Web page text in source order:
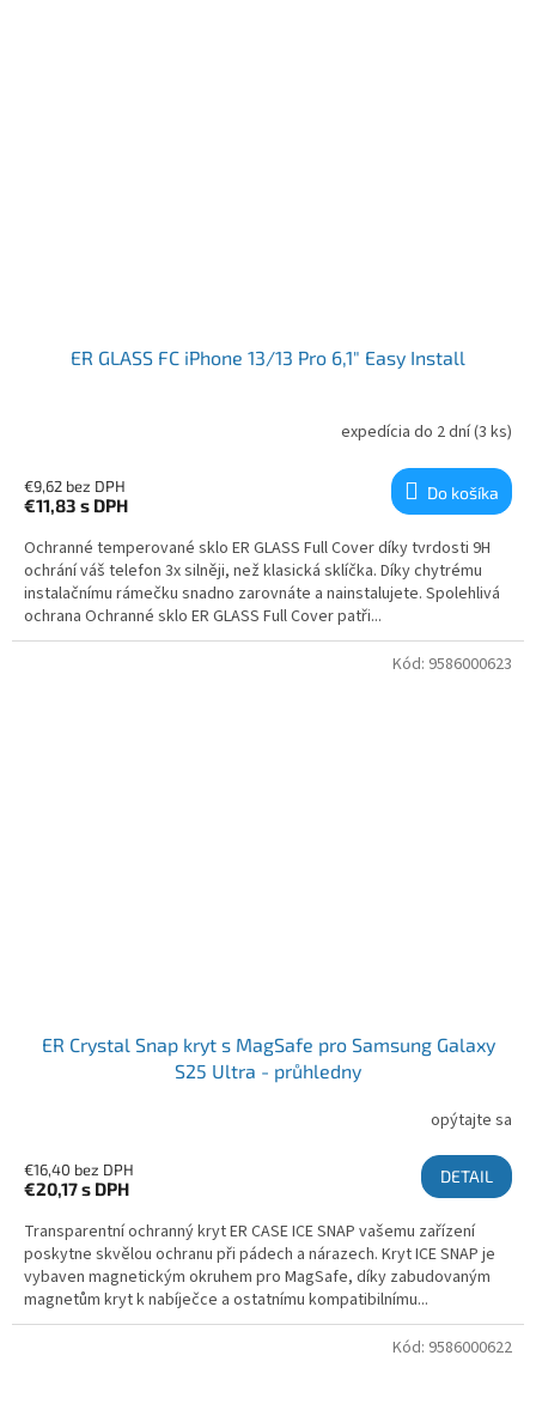
ER GLASS FC iPhone 13/13 Pro 6,1" Easy Install
expedícia do 2 dní(3 ks)
€9,62 bez DPH
€11,83 s DPH
Do košíka
Ochranné temperované sklo ER GLASS Full Cover díky tvrdosti 9H
ochrání váš telefon 3x silněji, než klasická sklíčka. Díky chytrému
instalačnímu rámečku snadno zarovnáte a nainstalujete. Spolehlivá
ochrana Ochranné sklo ER GLASS Full Cover patři...
ER Crystal Snap kryt s MagSafe pro Samsung Galaxy
S25 Ultra - průhledny
opýtajte sa
€16,40 bez DPH
€20,17s DPH
DETAIL
Transparentní ochranný kryt ER CASE ICE SNAP vašemu zařízení
poskytne skvělou ochranu při pádech a nárazech. Kryt ICE SNAP je
vybaven magnetickým okruhem pro MagSafe, díky zabudovaným
magnetům kryt k nabíječce a ostatnímu kompatibilnímu...
Kód: 9586000623
Kód: 9586000622